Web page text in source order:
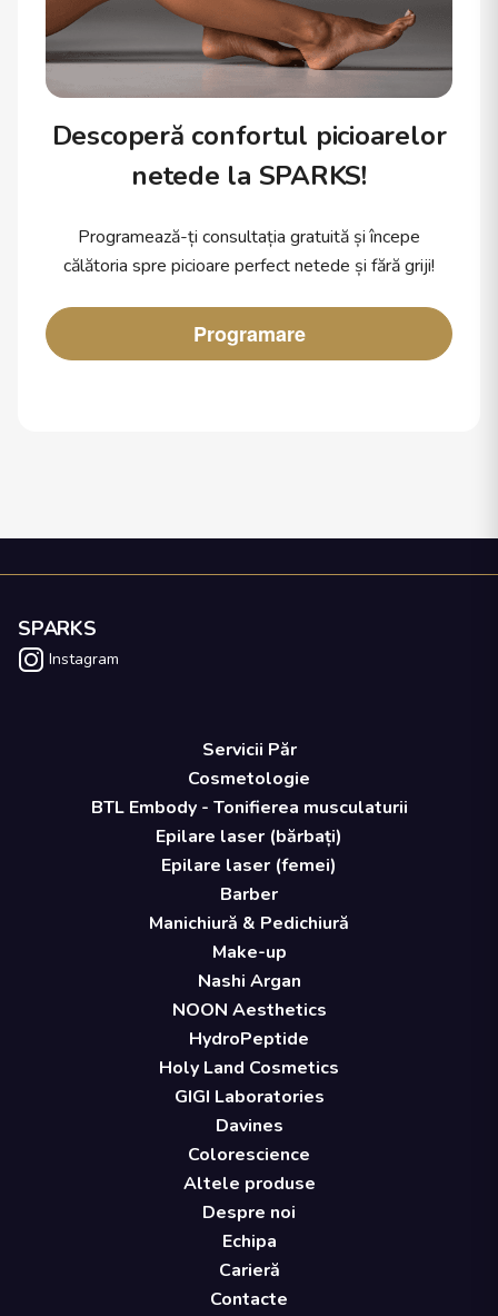
Descoperă confortul picioarelor
netede la SPARKS!
Programează-ți consultația gratuită și începe
călătoria spre picioare perfect netede și fără griji!
Programare
SPARKS
Instagram
Servicii Păr
Cosmetologie
BTL Embody - Tonifierea musculaturii
Epilare laser (bărbați)
Epilare laser (femei)
Barber
Manichiură & Pedichiură
Make-up
Nashi Argan
NOON Aesthetics
HydroPeptide
Holy Land Cosmetics
GIGI Laboratories
Davines
Colorescience
Altele produse
Despre noi
Echipa
Carieră
Contacte